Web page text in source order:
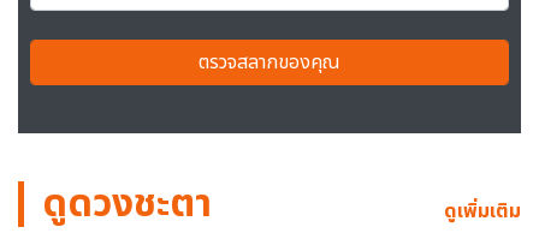
ตรวจสลากของคุณ
ดูดวงชะตา ดูเพิ่มเติม